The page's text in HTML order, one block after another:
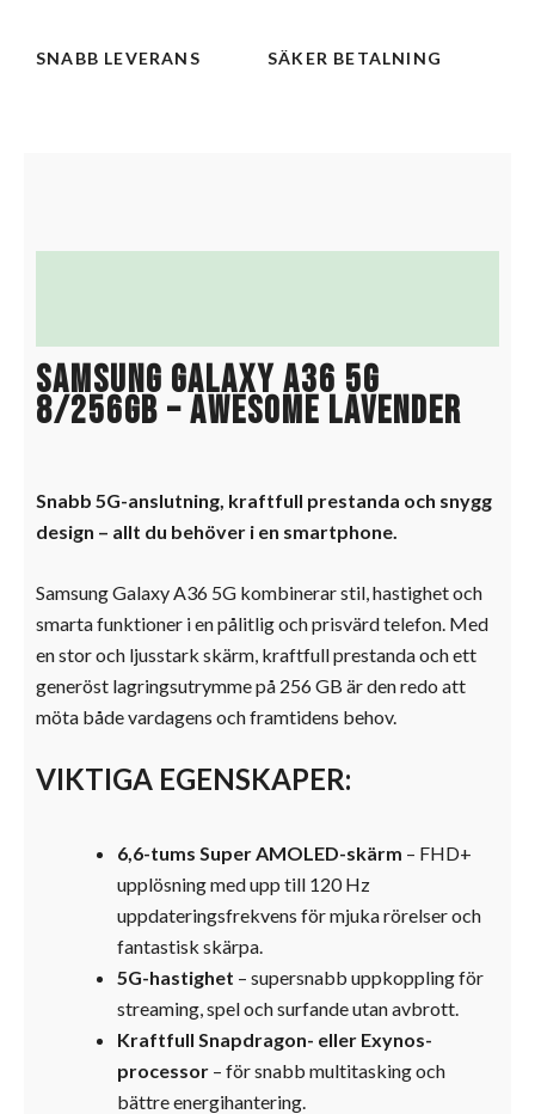
SNABB LEVERANS SÄKER BETALNING
Samsung Galaxy A36 5G
8/256GB – Awesome Lavender
Snabb 5G-anslutning, kraftfull prestanda och snygg
design – allt du behöver i en smartphone.
Samsung Galaxy A36 5G kombinerar stil, hastighet och
smarta funktioner i en pålitlig och prisvärd telefon. Med
en stor och ljusstark skärm, kraftfull prestanda och ett
generöst lagringsutrymme på 256 GB är den redo att
möta både vardagens och framtidens behov.
VIKTIGA EGENSKAPER:
6,6-tums Super AMOLED-skärm – FHD+
upplösning med upp till 120 Hz
uppdateringsfrekvens för mjuka rörelser och
fantastisk skärpa.
5G-hastighet – supersnabb uppkoppling för
streaming, spel och surfande utan avbrott.
Kraftfull Snapdragon- eller Exynos-
processor – för snabb multitasking och
bättre energihantering.